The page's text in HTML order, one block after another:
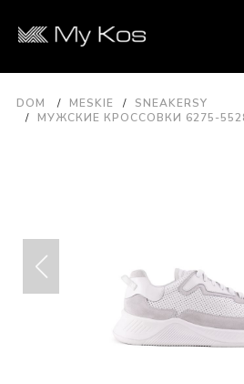
DOM MESKIE
SNEAKERSY
МУЖСКИЕ КРОССОВКИ 6275-